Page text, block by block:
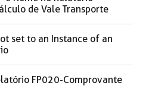
de Vale Transporte
set to an Instance of an
FP020-Comprovante